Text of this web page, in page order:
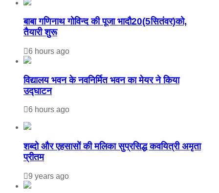
बाबा गणिनाथ गोविन्द की पूजा भादौ20(5सितंवर)को,
तैयारी शुरू
6 hours ago
विद्यालय भवन के नवनिर्मित भवन का मेयर ने किया
उद्घाटन
6 hours ago
शब्दो और एहसासों की मलिका सुप्रसिद्ध कवयित्री अमृता
प्रीतम
9 years ago